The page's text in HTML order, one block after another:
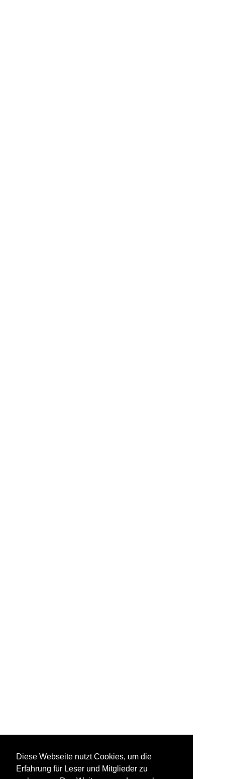
Diese Webseite nutzt Cookies, um die
Erfahrung für Leser und Mitglieder zu